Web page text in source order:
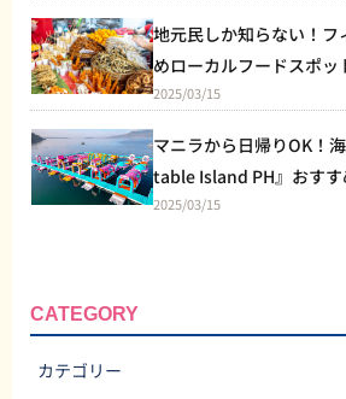
地元民しか知らない！フ
めローカルフードスポ
2025/03/15
マニラから日帰りOK！
table Island PH』おすす
2025/03/15
CATEGORY
カテゴリー